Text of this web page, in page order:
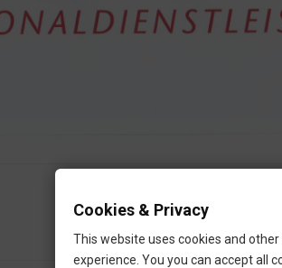
HÍVÁS
Cookies & Privacy
This website uses cookies and
experience. You you can accept all